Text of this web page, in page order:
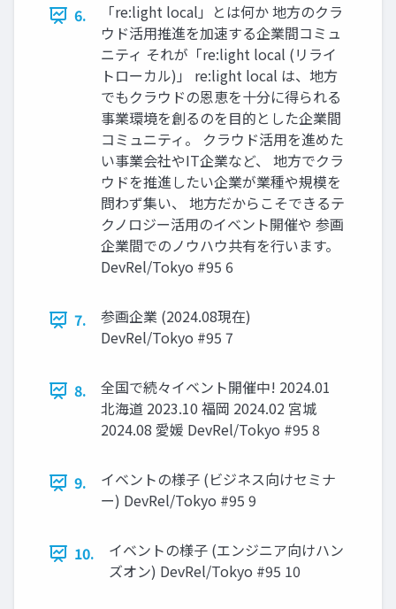
6.
「re:light local」とは何か 地⽅のクラ
ウド活⽤推進を加速する企業間コミュ
ニティ それが「re:light local (リライ
トローカル)」 re:light local は、地⽅
でもクラウドの恩恵を⼗分に得られる
事業環境を創るのを⽬的とした企業間
コミュニティ。 クラウド活⽤を進めた
い事業会社やIT企業など、 地⽅でクラ
ウドを推進したい企業が業種や規模を
問わず集い、 地⽅だからこそできるテ
クノロジー活⽤のイベント開催や 参画
企業間でのノウハウ共有を⾏います。
DevRel/Tokyo #95 6
7.
参画企業 (2024.08現在)
DevRel/Tokyo #95 7
8.
全国で続々イベント開催中! 2024.01
北海道 2023.10 福岡 2024.02 宮城
2024.08 愛媛 DevRel/Tokyo #95 8
9.
イベントの様⼦ (ビジネス向けセミナ
ー) DevRel/Tokyo #95 9
10.
イベントの様⼦ (エンジニア向けハン
ズオン) DevRel/Tokyo #95 10